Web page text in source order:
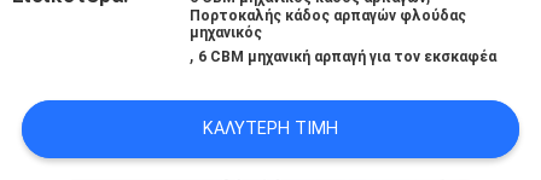
ΥΠΟΘΈΣΕΙΣ
Πορτοκαλής κάδος αρπαγών φλούδας
μηχανικός
, 6 CBM μηχανική αρπαγή για τον εκσκαφέα
ΚΑΛΎΤΕΡΗ ΤΙΜΉ